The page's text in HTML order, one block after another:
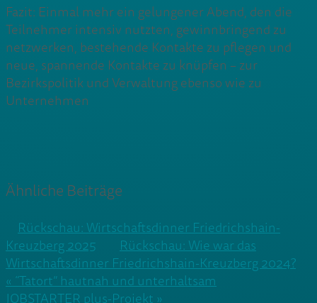
Fazit: Einmal mehr ein gelungener Abend, den die
Teilnehmer intensiv nutzten, gewinnbringend zu
netzwerken, bestehende Kontakte zu pflegen und
neue, spannende Kontakte zu knüpfen – zur
Bezirkspolitik und Verwaltung ebenso wie zu
Unternehmen
Ähnliche Beiträge
Rückschau: Wirtschaftsdinner Friedrichshain-
Kreuzberg 2025
Rückschau: Wie war das
Wirtschaftsdinner Friedrichshain-Kreuzberg 2024?
Beitragsnavigation
« “Tatort” hautnah und unterhaltsam
JOBSTARTER plus-Projekt »